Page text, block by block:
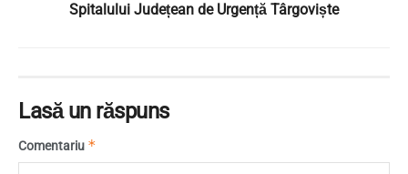
Spitalului Județean de Urgență Târgoviște
Lasă un răspuns
Comentariu *